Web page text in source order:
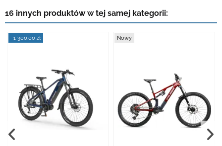
16 innych produktów w tej samej kategorii:
-1 300,00 zł Nowy